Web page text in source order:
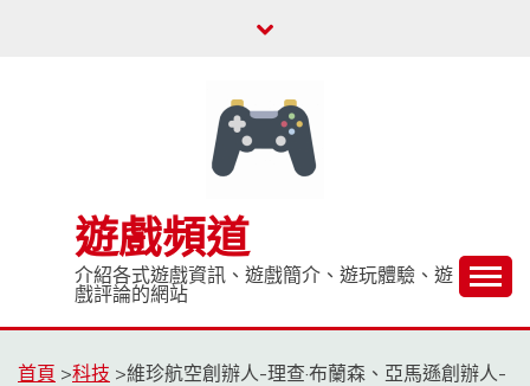
遊戲頻道
介紹各式遊戲資訊、遊戲簡介、遊玩體驗、遊
戲評論的網站
首頁 >科技 >維珍航空創辦人-理查·布蘭森、亞馬遜創辦人-